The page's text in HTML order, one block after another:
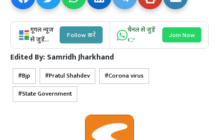
गूगल न्यूज
से जुड़ें...
Follow करें
चैनल से जुड़ें
👉
Join Now
Edited By:Samridh Jharkhand
Bjp Pratul Shahdev
Corona virus
State Government